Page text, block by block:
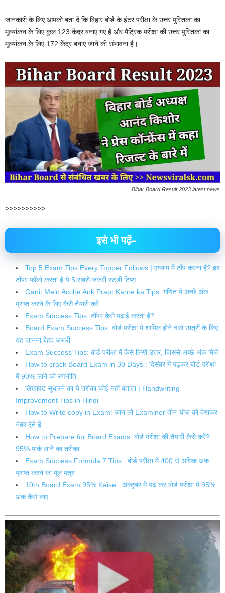
जानकारी के लिए आपको बता दें कि बिहार बोर्ड के इंटर परीक्षा के उत्तर पुस्तिका का
मूल्यांकन के लिए कुल 123 केंद्र बनाए गए हैं और मैट्रिक परीक्षा की उत्तर पुस्तिका का
मूल्यांकन के लिए 172 केंद्र बनाए जाने की संभावना है।
Bihar Board Result 2023 latest news
>>>>>>>>>>
इसे भी पढ़ें–
Top 5 Exam Tips Every Topper Follows | एग्जाम में टॉप करना है? हर
टॉपर फॉलो करता है ये 5 सबसे जरूरी स्टडी टिप्स
Ganit Mein Acche Ank Prapt Karne ka Tips: गणित में अच्छे अंक
प्राप्त करने के लिए कैसे तैयारी करें
Exam Success Tips: टॉपर कैसे पढ़ाई करता है?
Board Exam Success Tips: बोर्ड परीक्षा में शामिल होने वाले छात्रों के लिए
यह जानना बेहद जरूरी
Exam Success Tips: बोर्ड परीक्षा में कैसे लिखें उत्तर, जिससे अच्छे अंक मिलें
How to crack Board Exam in 30 Days : दिसंबर में पढ़कर बोर्ड परीक्षा
में 90% लाने की रणनीति
लिखावट सुधारने का ये तरीका कोई नहीं बताता | Handwriting
Improvement Tips in Hindi
How to Write copy in Exam: जान लो Examiner तीन चीज को देखकर
नंबर देते हैं
How to Prepare for Board Exams: बोर्ड परीक्षा की तैयारी कैसे करें?
95% मार्क लाने का तरीका
Exam Success Formula 7 Tips : बोर्ड परीक्षा में 400 से अधिक अंक
प्राप्त करने का मूल मंत्र
10th Board Exam 95% Kaise : अक्टूबर में पढ़ कर बोर्ड परीक्षा में 95%
अंक कैसे लाएं